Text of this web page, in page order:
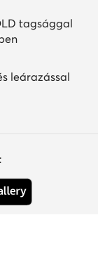
tagsággal
leárazással